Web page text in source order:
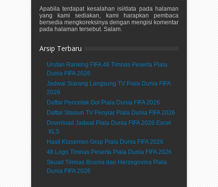
Apabila terdapat kesalahan isi/data pada halaman
yang kami sediakan, kami harapkan pembaca
bersedia mengkoreksinya dengan mengisi komentar
pada halaman tersebut. Salam.
Arsip Terbaru
Urutan Ranking FIFA 48 Timnas Peserta Piala
Dunia FIFA 2026
Jadwal Siarang Langsung TV Piala Dunia FIFA
2026
Daftar Pencetak Gol Piala Dunia FIFA 2026
Daftar Stasiun TV Penyiar Piala Dunia FIFA 2026
Download Jadwal Piala Dunia FIFA 2026 Excel
.XLS
Hasil Klasemen Grup Piala Dunia FIFA 2026
48 Logo Timnas Peserta Piala Dunia FIFA 2026
Skuad Timnas Bosnia dan Herzegovina Piala
Dunia FIFA 2026